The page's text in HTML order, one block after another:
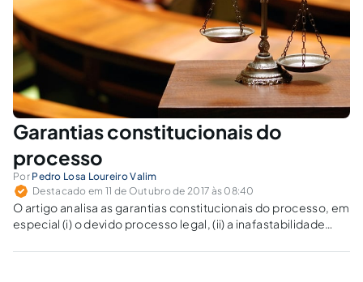
Garantias constitucionais do
processo
Por Pedro Losa Loureiro Valim
Destacado em 11 de Outubro de 2017 às 08:40
O artigo analisa as garantias constitucionais do processo, em
especial (i) o devido processo legal, (ii) a inafastabilidade
fundamentação das decisões judicias.